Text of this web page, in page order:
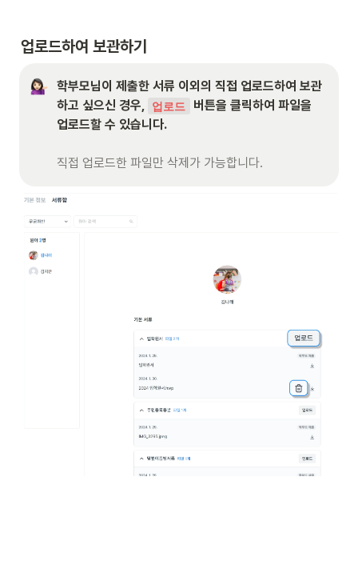
업로드하여 보관하기
학부모님이 제출한 서류 이외의 직접 업로드하여 보관
하고 싶으신 경우,
업로드
버튼을 클릭하여 파일을
업로드할 수 있습니다.
직접 업로드한 파일만 삭제가 가능합니다.